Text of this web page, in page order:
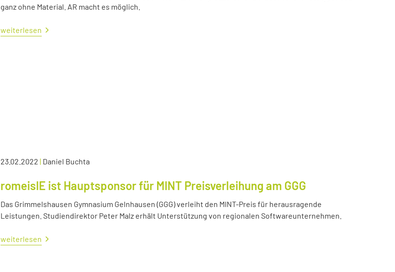
ganz ohne Material. AR macht es möglich.
weiterlesen
23.02.2022 | Daniel Buchta
romeisIE ist Hauptsponsor für MINT Preisverleihung am GGG
Das Grimmelshausen Gymnasium Gelnhausen (GGG) verleiht den MINT-Preis für herausragende
Leistungen. Studiendirektor Peter Malz erhält Unterstützung von regionalen Softwareunternehmen.
weiterlesen